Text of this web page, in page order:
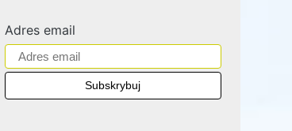
Adres email